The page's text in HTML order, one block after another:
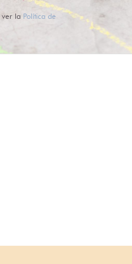
ver la Política de